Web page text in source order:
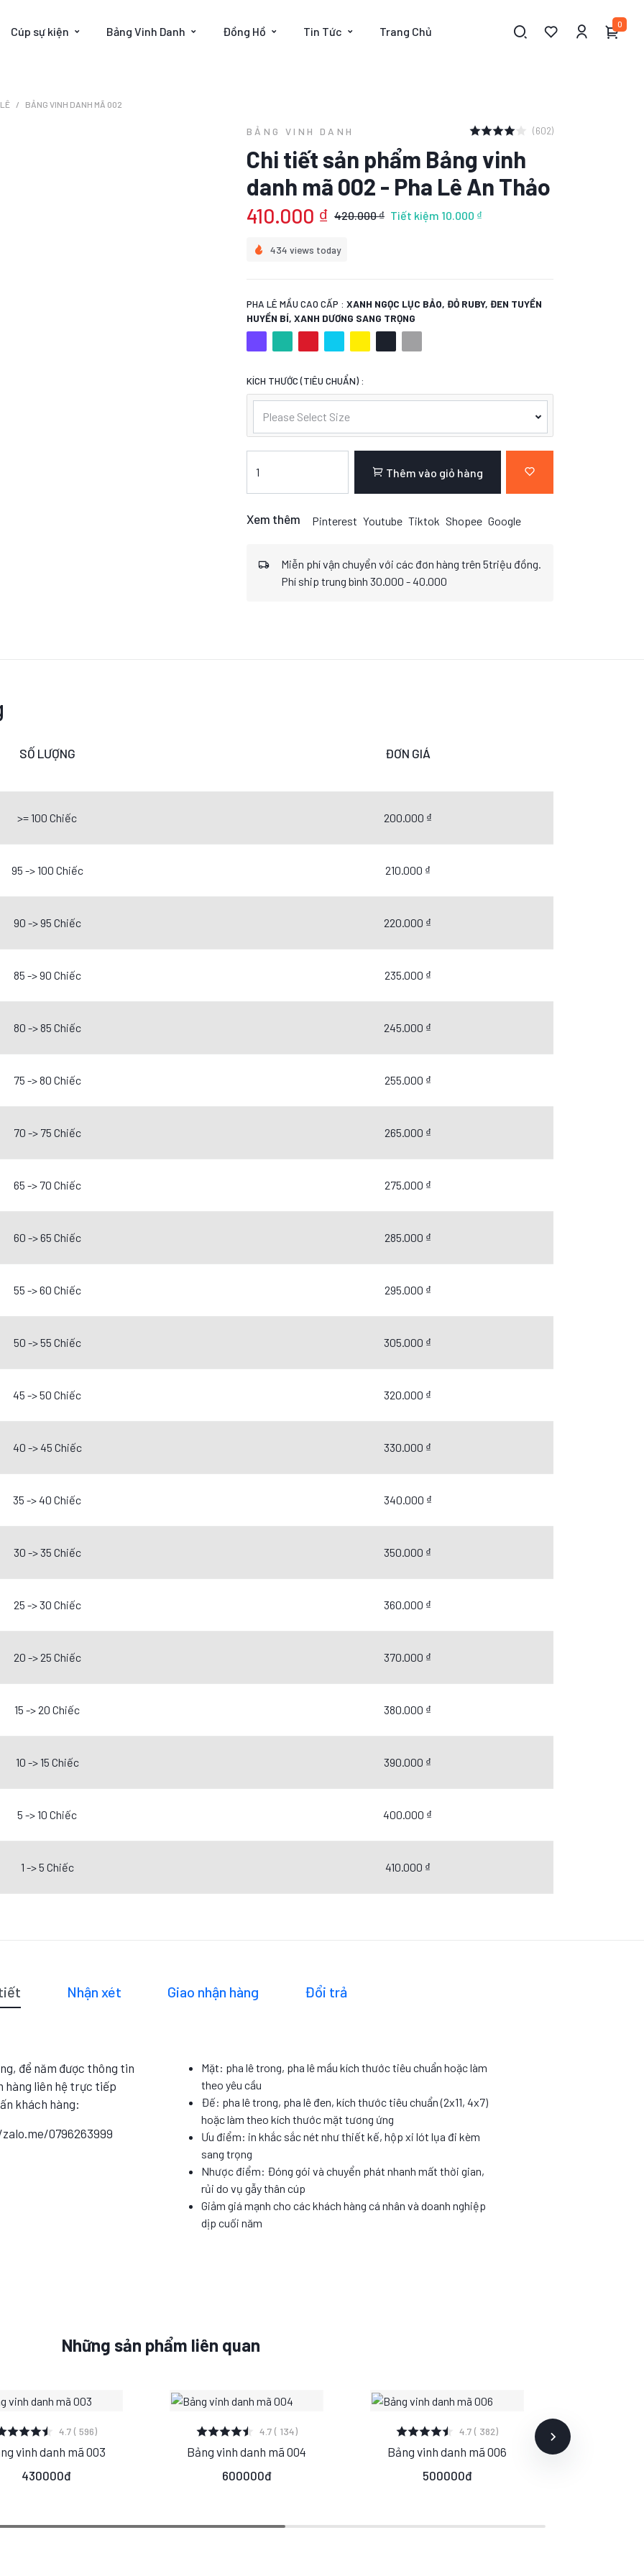
Cúp sự kiện Bảng Vinh Danh Đồng Hồ Tin Tức Trang Chủ
0
BẢNG VINH DANH MÃ 002
BẢNG VINH DANH (602)
Chi tiết sản phẩm Bảng vinh
danh mã 002 - Pha Lê An Thảo
410.000 ₫ 420.000 ₫ Tiết kiệm 10.000 ₫
434 views today
PHA LÊ MẦU CAO CẤP : XANH NGỌC LỤC BẢO, ĐỎ RUBY, ĐEN TUYỀN
HUYỀN BÍ, XANH DƯƠNG SANG TRỌNG
KÍCH THƯỚC (TIÊU CHUẨN) :
Please Select Size
Thêm vào giỏ hàng
Xem thêm Pinterest Youtube Tiktok Shopee Google
Miễn phí vận chuyển với các đơn hàng trên 5triệu đồng.
Phí ship trung bình 30.000 - 40.000
SỐ LƯỢNG ĐƠN GIÁ
>= 100 Chiếc 200.000 ₫
95 -> 100 Chiếc 210.000 ₫
90 -> 95 Chiếc 220.000 ₫
85 -> 90 Chiếc 235.000 ₫
80 -> 85 Chiếc 245.000 ₫
75 -> 80 Chiếc 255.000 ₫
70 -> 75 Chiếc 265.000 ₫
65 -> 70 Chiếc 275.000 ₫
60 -> 65 Chiếc 285.000 ₫
55 -> 60 Chiếc 295.000 ₫
50 -> 55 Chiếc 305.000 ₫
45 -> 50 Chiếc 320.000 ₫
40 -> 45 Chiếc 330.000 ₫
35 -> 40 Chiếc 340.000 ₫
30 -> 35 Chiếc 350.000 ₫
25 -> 30 Chiếc 360.000 ₫
20 -> 25 Chiếc 370.000 ₫
15 -> 20 Chiếc 380.000 ₫
10 -> 15 Chiếc 390.000 ₫
5 -> 10 Chiếc 400.000 ₫
1 -> 5 Chiếc 410.000 ₫
Nhận xét Giao nhận hàng Đổi trả
để năm được thông tin
hàng liên hệ trực tiếp
khách hàng:
0796263999
Mặt: pha lê trong, pha lê mầu kích thước tiêu chuẩn hoặc làm
theo yêu cầu
Đế: pha lê trong, pha lê đen, kích thước tiêu chuẩn (2x11, 4x7)
hoặc làm theo kích thước mặt tương ứng
Ưu điểm: in khắc sắc nét như thiết kế, hộp xi lót lụa đi kèm
sang trọng
Nhược điểm: Đóng gói và chuyển phát nhanh mất thời gian,
rủi do vụ gẫy thân cúp
Giảm giá mạnh cho các khách hàng cá nhân và doanh nghiệp
dịp cuối năm
Những sản phẩm liên quan
XEM CHI TIẾT
S M L
4.7 ( 596)
vinh danh mã 003
430000đ
XEM CHI TIẾT
S M L
4.7 ( 134)
Bảng vinh danh mã 004
600000đ
XEM CHI TIẾT
S M L
4.7 ( 382)
Bảng vinh danh mã 006
500000đ